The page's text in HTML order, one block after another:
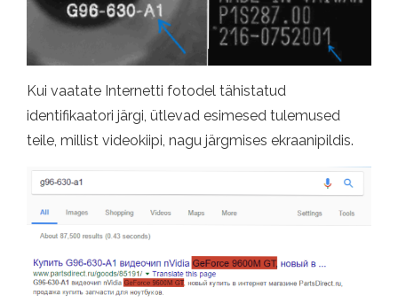
Kui vaatate Internetti fotodel tähistatud
identifikaatori järgi, ütlevad esimesed tulemused
teile, millist videokiipi, nagu järgmises ekraanipildis.